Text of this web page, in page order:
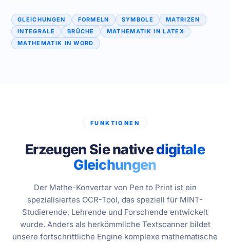
GLEICHUNGEN FORMELN SYMBOLE
MATRIZEN
INTEGRALE
BRÜCHE
MATHEMATIK IN LATEX
MATHEMATIK IN WORD
FUNKTIONEN
Erzeugen Sie nativedigitale
Gleichungen
Der Mathe-Konverter von Pen to Print ist ein
spezialisiertes OCR-Tool, das speziell für MINT-
Studierende, Lehrende und Forschende entwickelt
wurde. Anders als herkömmliche Textscanner bildet
unsere fortschrittliche Engine komplexe mathematische